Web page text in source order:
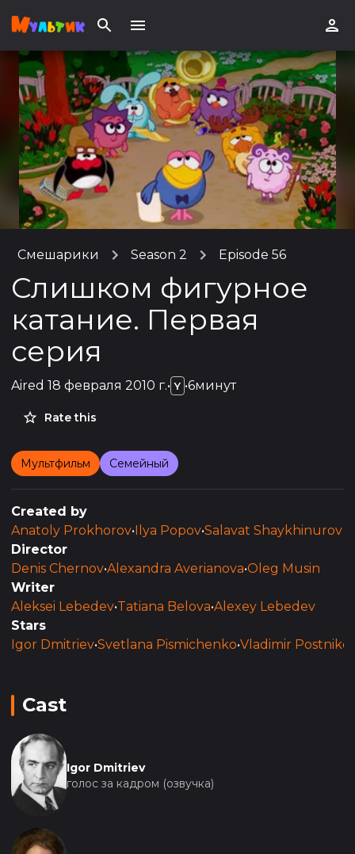
Смешарики Season 2 Episode 56
Слишком фигурное
катание. Первая
серия
Aired 18 февраля 2010 г.• Y •6минут
Rate this
Мультфильм Семейный
Created by
Anatoly Prokhorov• Ilya Popov•Salavat Shaykhinurov
Director
Denis Chernov•Alexandra Averianova•Oleg Musin
Writer
Aleksei Lebedev•Tatiana Belova•Alexey Lebedev
Stars
Igor Dmitriev•Svetlana Pismichenko•Vladimir
Cast
Igor Dmitriev
голос за кадром (озвучка)